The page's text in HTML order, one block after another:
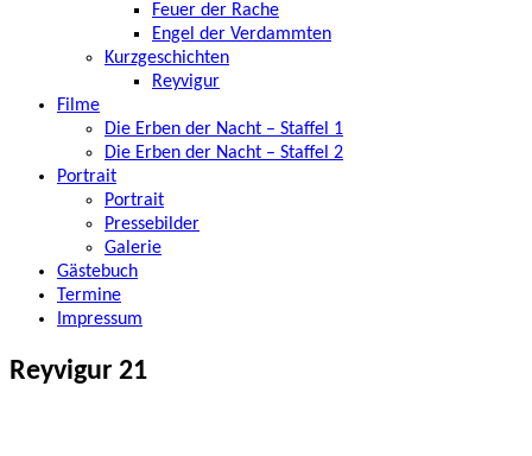
Feuer der Rache
Engel der Verdammten
Kurzgeschichten
Reyvigur
Filme
Die Erben der Nacht – Staffel 1
Die Erben der Nacht – Staffel 2
Portrait
Portrait
Pressebilder
Galerie
Gästebuch
Termine
Impressum
Reyvigur 21